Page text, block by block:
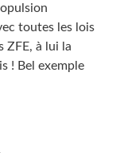
toutes les lois
ZFE, à lui la
! Bel exemple